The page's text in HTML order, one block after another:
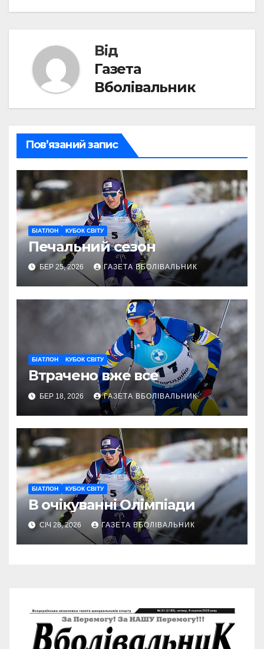
Від
Газета
Вболівальник
Пов’язаний запис
БІАТЛОН КУБОК СВІТУ
Печальний сезон
БЕР 25, 2026 ГАЗЕТА ВБОЛІВАЛЬНИК
БІАТЛОН КУБОК СВІТУ
Втрачено вже все
БЕР 18, 2026 ГАЗЕТА ВБОЛІВАЛЬНИК
БІАТЛОН КУБОК СВІТУ
В очікуванні Олімпіади
СІЧ 28, 2026 ГАЗЕТА ВБОЛІВАЛЬНИК